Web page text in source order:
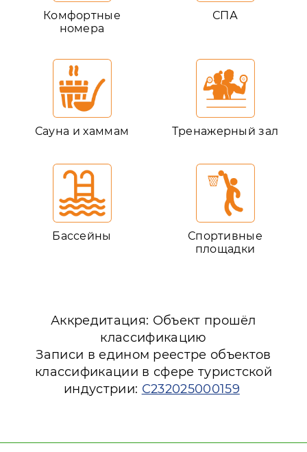
Комфортные
номера
СПА
Сауна и хаммам Тренажерный зал
Бассейны
Спортивные
площадки
Аккредитация: Объект прошёл
классификацию
Записи в едином реестре объектов
классификации в сфере туристской
индустрии: С232025000159